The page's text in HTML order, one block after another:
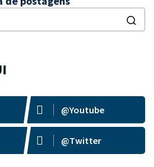
@Youtube
@Twitter